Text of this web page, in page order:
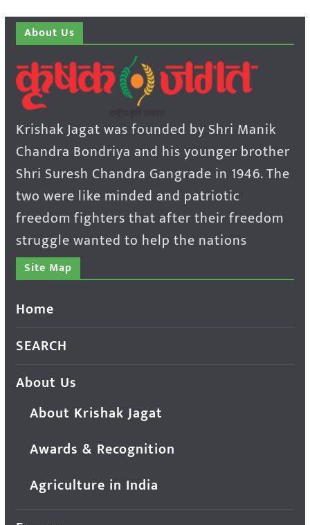
About Us
Krishak Jagat was founded by Shri Manik
Chandra Bondriya and his younger brother
Shri Suresh Chandra Gangrade in 1946. The
two were like minded and patriotic
freedom fighters that after their freedom
struggle wanted to help the nations
Site Map
Home
SEARCH
About Us
About Krishak Jagat
Awards & Recognition
Agriculture in India